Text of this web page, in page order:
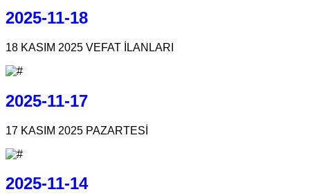
2025-11-18
18 KASIM 2025 VEFAT İLANLARI
2025-11-17
17 KASIM 2025 PAZARTESİ
2025-11-14